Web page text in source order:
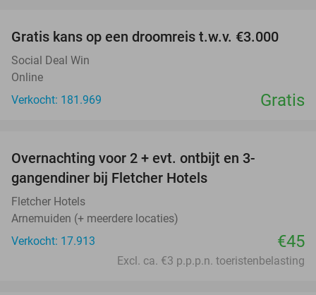
Gratis kans op een droomreis t.w.v. €3.000
Social Deal Win
Online
Verkocht: 181.969
Gratis
Overnachting voor 2 + evt. ontbijt en 3-
gangendiner bij Fletcher Hotels
Fletcher Hotels
Arnemuiden (+ meerdere locaties)
Verkocht: 17.913
€45
Excl. ca. €3 p.p.p.n. toeristenbelasting